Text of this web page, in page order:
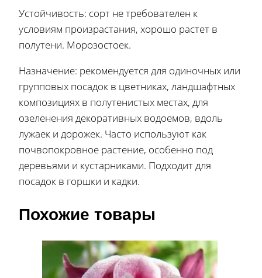
Устойчивость: сорт не требователен к
условиям произрастания, хорошо растет в
полутени. Морозостоек.
Назначение: рекомендуется для одиночных или
групповых посадок в цветниках, ландшафтных
композициях в полутенистых местах, для
озеленения декоративных водоемов, вдоль
лужаек и дорожек. Часто используют как
почвопокровное растение, особенно под
деревьями и кустарниками. Подходит для
посадок в горшки и кадки.
Похожие товары